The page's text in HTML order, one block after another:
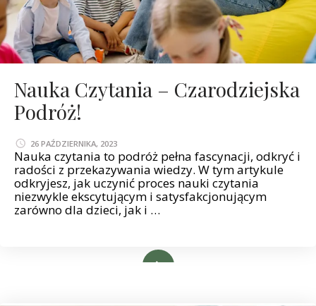
Nauka Czytania – Czarodziejska
Podróż!
26 PAŹDZIERNIKA, 2023
Nauka czytania to podróż pełna fascynacji, odkryć i
radości z przekazywania wiedzy. W tym artykule
odkryjesz, jak uczynić proces nauki czytania
niezwykle ekscytującym i satysfakcjonującym
zarówno dla dzieci, jak i …